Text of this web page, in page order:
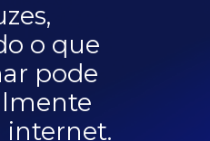
o que
pode
internet.